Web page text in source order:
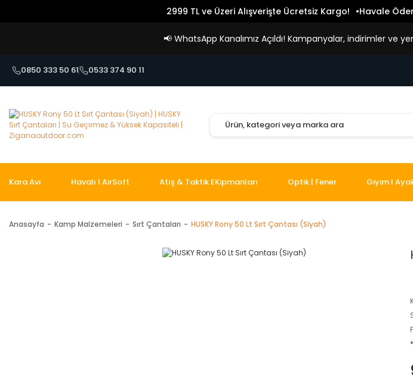
2999 TL ve Üzeri Alışverişte Ücretsiz Kargo! Havale
📢 WhatsApp Kanalımız Açıldı! Kampanyalar, indirimler ve
0850 333 50 61 0533 374 90 11
Kara Avı Havalı I AirSoft Atış & Taktik EKipmanları Optik | Fener Giyim I
Anasayfa Kamp Malzemeleri Sırt Çantaları HUSKY Rony 50 Lt Sırt Çantası (Siyah)